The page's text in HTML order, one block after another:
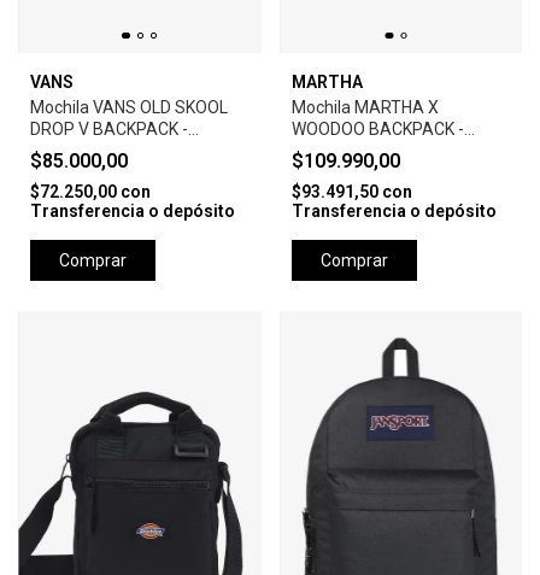
VANS
Mochila VANS OLD SKOOL
DROP V BACKPACK -
BROWN
$85.000,00
$72.250,00 con
Transferencia o depósito
Comprar
MARTHA
Mochila MARTHA X
WOODOO BACKPACK -
VERDE
$109.990,00
$93.491,50 con
Transferencia o depósito
Comprar